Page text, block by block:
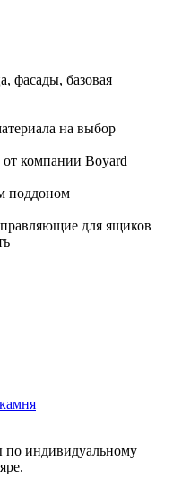
фасады, базовая
на выбор
компании Boyard
поддоном
для ящиков
по индивидуальному